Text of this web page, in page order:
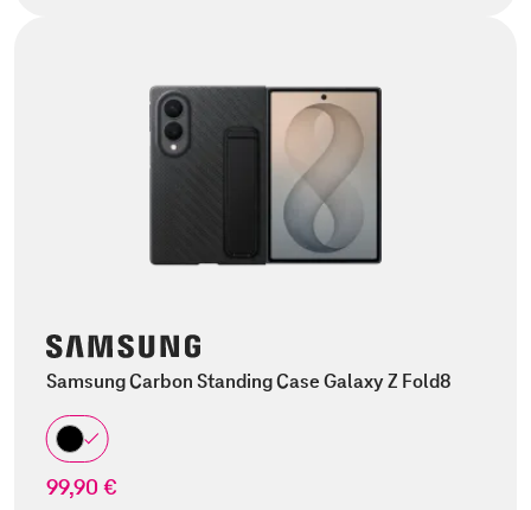
Samsung Carbon Standing Case Galaxy Z Fold8
99,90 €